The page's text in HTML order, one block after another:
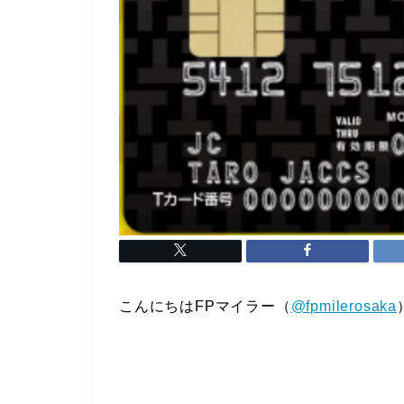
こんにちはFPマイラー（ @fpmilerosaka